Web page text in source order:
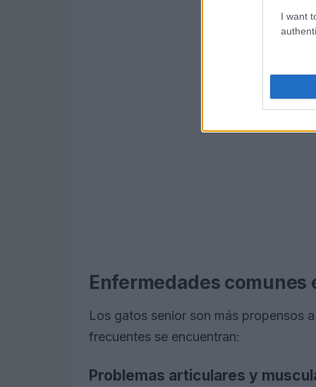
I want
Enfermedades comunes
Los gatos senior son más propensos
frecuentes se encuentran:
Problemas articulares y